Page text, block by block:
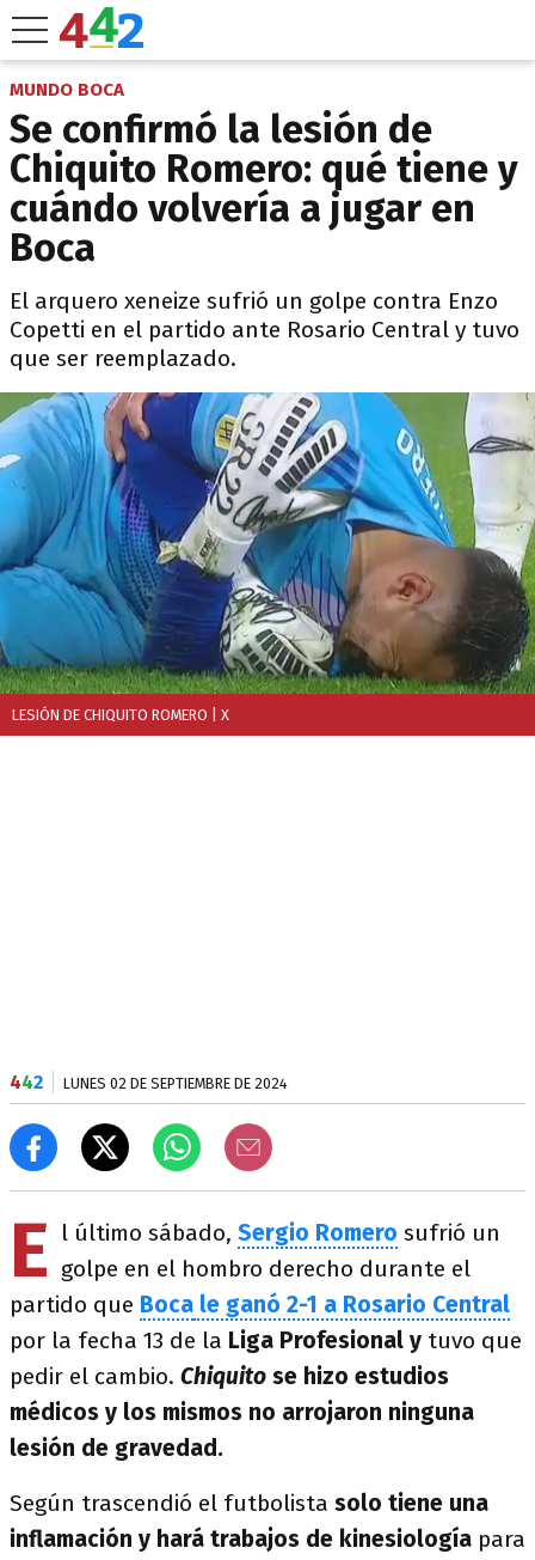
MUNDO BOCA
Se confirmó la lesión de
Chiquito Romero: qué tiene y
cuándo volvería a jugar en
Boca
El arquero xeneize sufrió un golpe contra Enzo
Copetti en el partido ante Rosario Central y tuvo
que ser reemplazado.
LESIÓN DE CHIQUITO ROMERO | X
442 LUNES 02 DE SEPTIEMBRE DE 2024
E l último sábado, Sergio Romero sufrió un
golpe en el hombro derecho durante el
partido que Boca le ganó 2-1 a Rosario Central
por la fecha 13 de la Liga Profesional y tuvo que
pedir el cambio. Chiquito se hizo estudios
médicos y los mismos no arrojaron ninguna
lesión de gravedad.
Según trascendió el futbolista solo tiene una
inflamación y hará trabajos de kinesiología para